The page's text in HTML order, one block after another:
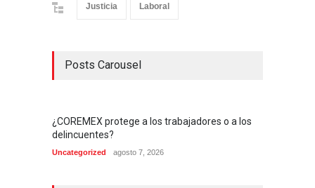
Justicia Laboral
Posts Carousel
¿COREMEX protege a los trabajadores o a los
delincuentes?
Uncategorized agosto 7, 2026